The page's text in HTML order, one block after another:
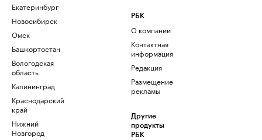
Екатеринбург
Новосибирск
Омск
Башкортостан
Вологодская
область
Калининград
Краснодарский
край
Нижний
Новгород
РБК
О компании
Контактная
информация
Редакция
Размещение
рекламы
Другие
продукты
РБК